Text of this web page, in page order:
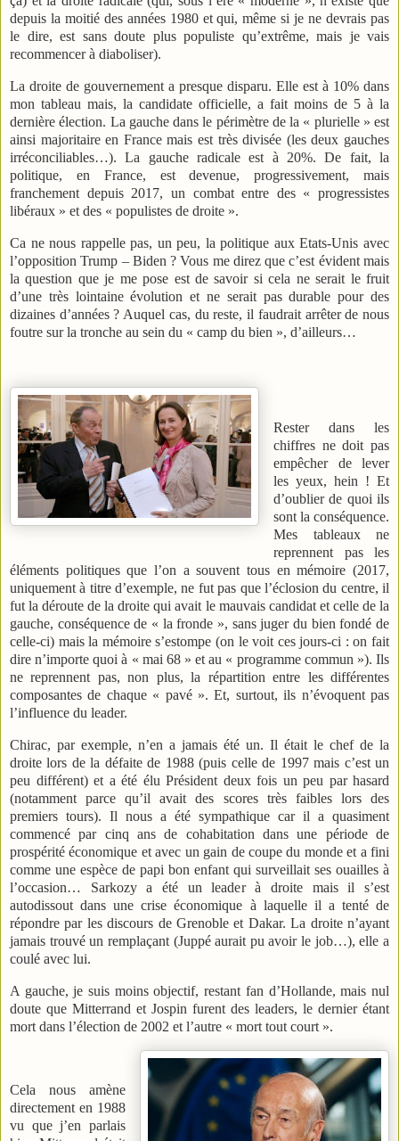
depuis la moitié des années 1980 et qui, même si je ne devrais pas
le dire, est sans doute plus populiste qu’extrême, mais je vais
recommencer à diaboliser).
La droite de gouvernement a presque disparu. Elle est à 10% dans
mon tableau mais, la candidate officielle, a fait moins de 5 à la
dernière élection. La gauche dans le périmètre de la « plurielle » est
ainsi majoritaire en France mais est très divisée (les deux gauches
irréconciliables…). La gauche radicale est à 20%. De fait, la
politique, en France, est devenue, progressivement, mais
franchement depuis 2017, un combat entre des « progressistes
libéraux » et des « populistes de droite ».
Ca ne nous rappelle pas, un peu, la politique aux Etats-Unis avec
l’opposition Trump – Biden ? Vous me direz que c’est évident mais
la question que je me pose est de savoir si cela ne serait le fruit
d’une très lointaine évolution et ne serait pas durable pour des
dizaines d’années ? Auquel cas, du reste, il faudrait arrêter de nous
foutre sur la tronche au sein du « camp du bien », d’ailleurs…
Rester dans les
chiffres ne doit pas
empêcher de lever
les yeux, hein ! Et
d’oublier de quoi ils
sont la conséquence.
Mes tableaux ne
reprennent pas les
éléments politiques que l’on a souvent tous en mémoire (2017,
uniquement à titre d’exemple, ne fut pas que l’éclosion du centre, il
fut la déroute de la droite qui avait le mauvais candidat et celle de la
gauche, conséquence de « la fronde », sans juger du bien fondé de
celle-ci) mais la mémoire s’estompe (on le voit ces jours-ci : on fait
dire n’importe quoi à « mai 68 » et au « programme commun »). Ils
ne reprennent pas, non plus, la répartition entre les différentes
composantes de chaque « pavé ». Et, surtout, ils n’évoquent pas
l’influence du leader.
Chirac, par exemple, n’en a jamais été un. Il était le chef de la
droite lors de la défaite de 1988 (puis celle de 1997 mais c’est un
peu différent) et a été élu Président deux fois un peu par hasard
(notamment parce qu’il avait des scores très faibles lors des
premiers tours). Il nous a été sympathique car il a quasiment
commencé par cinq ans de cohabitation dans une période de
prospérité économique et avec un gain de coupe du monde et a fini
comme une espèce de papi bon enfant qui surveillait ses ouailles à
l’occasion… Sarkozy a été un leader à droite mais il s’est
autodissout dans une crise économique à laquelle il a tenté de
répondre par les discours de Grenoble et Dakar. La droite n’ayant
jamais trouvé un remplaçant (Juppé aurait pu avoir le job…), elle a
coulé avec lui.
A gauche, je suis moins objectif, restant fan d’Hollande, mais nul
doute que Mitterrand et Jospin furent des leaders, le dernier étant
mort dans l’élection de 2002 et l’autre « mort tout court ».
Cela nous amène
directement en 1988
vu que j’en parlais